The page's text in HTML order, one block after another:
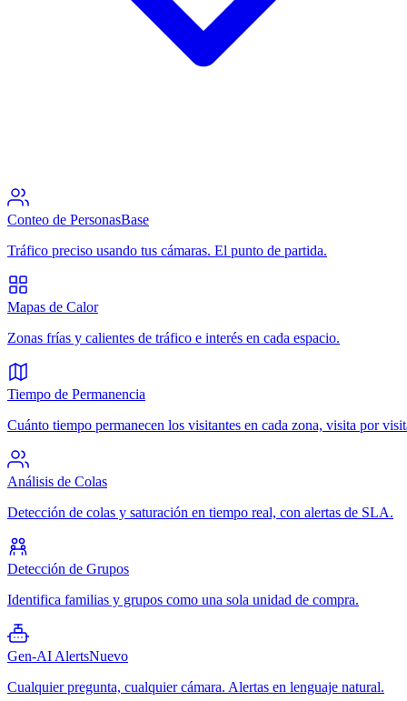
Conteo de PersonasBase
Tráfico preciso usando tus cámaras. El punto de partida.
Mapas de Calor
Zonas frías y calientes de tráfico e interés en cada espacio.
Tiempo de Permanencia
Cuánto tiempo permanecen los visitantes en cada zona, visita por
Análisis de Colas
Detección de colas y saturación en tiempo real, con alertas de SLA.
Detección de Grupos
Identifica familias y grupos como una sola unidad de compra.
Gen-AI AlertsNuevo
Cualquier pregunta, cualquier cámara. Alertas en lenguaje natural.